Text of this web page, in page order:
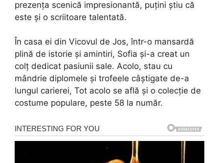
prezența scenică impresionantă, puțini știu că
este și o scriitoare talentată.
În casa ei din Vicovul de Jos, într-o mansardă
plină de istorie și amintiri, Sofia și-a creat un
colț dedicat pasiunii sale. Acolo, stau cu
mândrie diplomele și trofeele câștigate de-a
lungul carierei, Tot acolo se află și o colecție de
costume populare, peste 58 la număr.